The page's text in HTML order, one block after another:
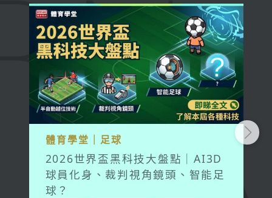
體育學堂｜足球
2026世界盃黑科技大盤點｜AI3D
球員化身、裁判視角鏡頭、智能足
球？